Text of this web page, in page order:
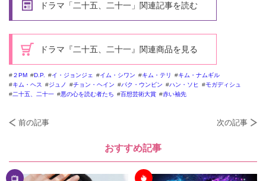
ドラマ「二十五、二十一」関連記事を読む
ドラマ『二十五、二十一』関連商品を見る
２PM D.P. イ・ジョンジェ イム・シワン キム・テリ
キム・ナムギル
キム・ヘス
ジュノ チョン・ヘイン パク・ウンビン ハン・ソヒ
モガディシュ
二十五、二十一
悪の心を読む者たち 百想芸術大賞 赤い袖先
前の記事 次の記事
おすすめ記事